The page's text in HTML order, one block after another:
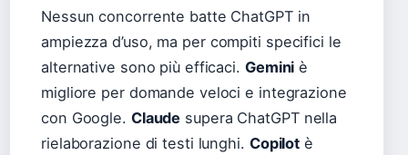
Nessun concorrente batte ChatGPT in
ampiezza d’uso, ma per compiti specifici le
alternative sono più efficaci. Gemini è
migliore per domande veloci e integrazione
con Google. Claude supera ChatGPT nella
rielaborazione di testi lunghi. Copilot è